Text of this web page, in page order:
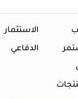
الاستثمار
الدفاعي